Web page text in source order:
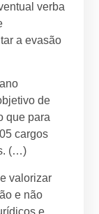
verba
a evasão
de
que para
cargos
(…)
valorizar
e não
e